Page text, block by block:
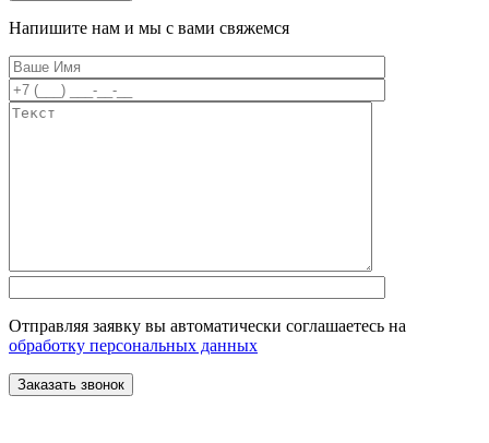
Напишите нам и мы с вами свяжемся
Отправляя заявку вы автоматически соглашаетесь на
обработку персональных данных